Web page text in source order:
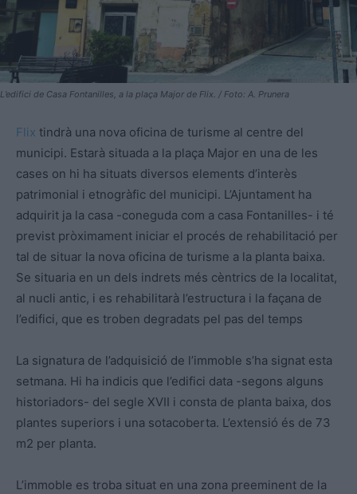
L’edifici de Casa Fontanilles, a la plaça Major de Flix. / Foto: A. Prunera
Flix tindrà una nova oficina de turisme al centre del
municipi. Estarà situada a la plaça Major en una de les
cases on hi ha situats diversos elements d’interès
patrimonial i etnogràfic del municipi. L’Ajuntament ha
adquirit ja la casa -coneguda com a casa Fontanilles- i té
previst pròximament iniciar el procés de rehabilitació per
tal de situar la nova oficina de turisme a la planta baixa.
Se situaria en un dels indrets més cèntrics de la localitat,
al nucli antic, i es rehabilitarà l’estructura i la façana de
l’edifici, que es troben degradats pel pas del temps
La signatura de l’adquisició de l’immoble s’ha signat esta
setmana. Hi ha indicis que l’edifici data -segons alguns
historiadors- del segle XVII i consta de planta baixa, dos
plantes superiors i una sotacoberta. L’extensió és de 73
m2 per planta.
L’immoble es troba situat en una zona preeminent de la